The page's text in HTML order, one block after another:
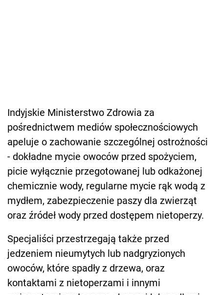
Indyjskie Ministerstwo Zdrowia za
pośrednictwem mediów społecznościowych
apeluje o zachowanie szczególnej ostrożności
- dokładne mycie owoców przed spożyciem,
picie wyłącznie przegotowanej lub odkażonej
chemicznie wody, regularne mycie rąk wodą z
mydłem, zabezpieczenie paszy dla zwierząt
oraz źródeł wody przed dostępem nietoperzy.
Specjaliści przestrzegają także przed
jedzeniem nieumytych lub nadgryzionych
owoców, które spadły z drzewa, oraz
kontaktami z nietoperzami i innymi